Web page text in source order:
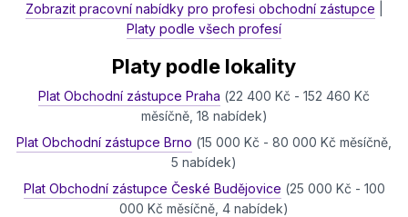
Zobrazit pracovní nabídky pro profesi obchodní zástupce
Platy podle všech profesí
Platy podle lokality
Plat Obchodní zástupce Praha (22 400 Kč - 152 460 Kč
měsíčně, 18 nabídek)
Plat Obchodní zástupce Brno (15 000 Kč - 80 000 Kč měsíčně,
5 nabídek)
Plat Obchodní zástupce České Budějovice (25 000 Kč - 100
000 Kč měsíčně, 4 nabídek)